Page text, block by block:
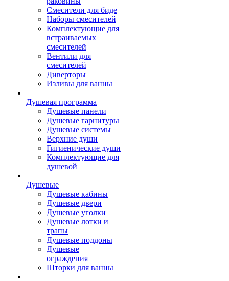
Смесители для биде
Наборы смесителей
Комплектующие для
встраиваемых
смесителей
Вентили для
смесителей
Диверторы
Изливы для ванны
Душевая программа
Душевые панели
Душевые гарнитуры
Душевые системы
Верхние души
Гигиенические души
Комплектующие для
душевой
Душевые
Душевые кабины
Душевые двери
Душевые уголки
Душевые лотки и
трапы
Душевые поддоны
Душевые
ограждения
Шторки для ванны